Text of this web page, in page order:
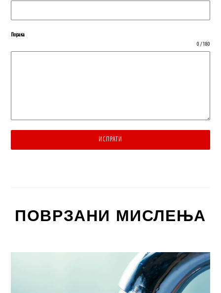
Порака
0 / 180
ИСПРАТИ
ПОВРЗАНИ МИСЛЕЊА